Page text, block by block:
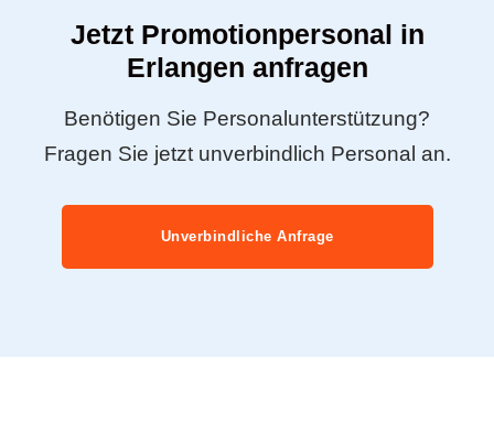
Jetzt Promotionpersonal in
Erlangen anfragen
Benötigen Sie Personalunterstützung?
Fragen Sie jetzt unverbindlich Personal an.
Unverbindliche Anfrage